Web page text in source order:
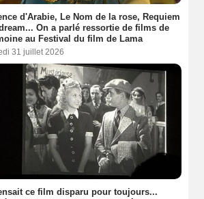
d'Arabie, Le Nom de la rose, Requiem
On a parlé ressortie de films de
au Festival du film de Lama
31 juillet 2026
ce film disparu pour toujours...